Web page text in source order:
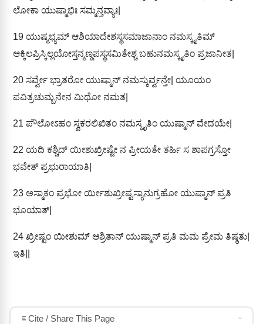
ಲೋಕಾ ಯುಷ್ಮಾಭಿಃ ಸಮ್ಮನ್ತವ್ಯಾಃ|
19 ಯುಷ್ಮಭ್ಯಮ್ ಆಶಿಯಾದೇಶಸ್ಥಸಮಾಜಾನಾಂ ನಮಸ್ಕೃತಿಮ್
ಆಕ್ಕಿಲಪ್ರಿಸ್ಕಿಲ್ಲಯೋಸ್ತನ್ಮಣ್ಡಪಸ್ಥಸಮಿತೇಶ್ಚ ಬಹುನಮಸ್ಕೃತಿಂ ಪ್ರಜಾನೀತ|
20 ಸರ್ವ್ವೇ ಭ್ರಾತರೋ ಯುಷ್ಮಾನ್ ನಮಸ್ಕುರ್ವ್ವನ್ತೇ| ಯೂಯಂ
ಪವಿತ್ರಚುಮ್ಬನೇನ ಮಿಥೋ ನಮತ|
21 ಪೌಲೋಽಹಂ ಸ್ವಕರಲಿಖಿತಂ ನಮಸ್ಕೃತಿಂ ಯುಷ್ಮಾನ್ ವೇದಯೇ|
22 ಯದಿ ಕಶ್ಚಿದ್ ಯೀಶುಖ್ರೀಷ್ಟೇ ನ ಪ್ರೀಯತೇ ತರ್ಹಿ ಸ ಶಾಪಗ್ರಸ್ತೋ
ಭವೇತ್ ಪ್ರಭುರಾಯಾತಿ|
23 ಅಸ್ಮಾಕಂ ಪ್ರಭೋ ರ್ಯೀಶುಖ್ರೀಷ್ಟಸ್ಯಾನುಗ್ರಹೋ ಯುಷ್ಮಾನ್ ಪ್ರತಿ
ಭೂಯಾತ್|
24 ಖ್ರೀಷ್ಟಂ ಯೀಶುಮ್ ಆಶ್ರಿತಾನ್ ಯುಷ್ಮಾನ್ ಪ್ರತಿ ಮಮ ಪ್ರೇಮ ತಿಷ್ಠತು|
ಇತಿ||
Cite / Share This Page